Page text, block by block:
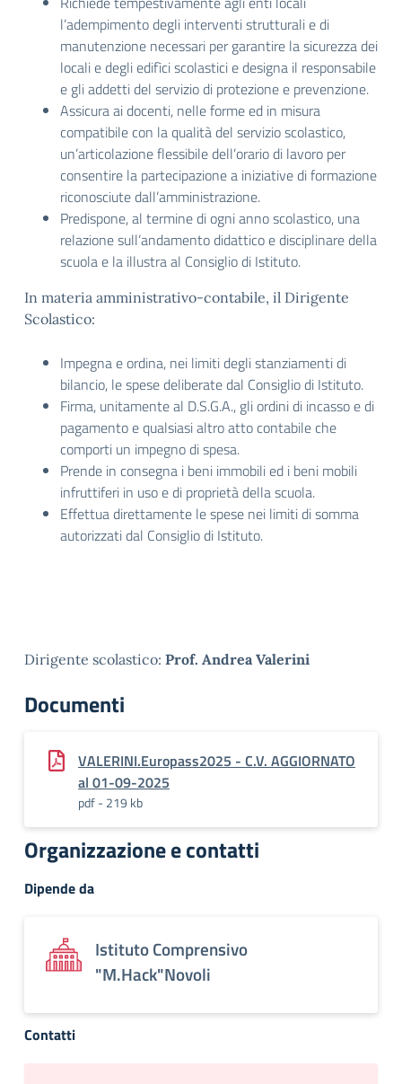
l’adempimento degli interventi strutturali e di
manutenzione necessari per garantire la sicurezza dei
locali e degli edifìci scolastici e designa il responsabile
e gli addetti del servizio di protezione e prevenzione.
Assicura ai docenti, nelle forme ed in misura
compatibile con la qualità del servizio scolastico,
un’articolazione flessibile dell’orario di lavoro per
consentire la partecipazione a iniziative di formazione
riconosciute dall’amministrazione.
Predispone, al termine di ogni anno scolastico, una
relazione sull’andamento didattico e disciplinare della
scuola e la illustra al Consiglio di Istituto.
In materia amministrativo-contabile, il Dirigente
Scolastico:
Impegna e ordina, nei limiti degli stanziamenti di
bilancio, le spese deliberate dal Consiglio di Istituto.
Firma, unitamente al D.S.G.A., gli ordini di incasso e di
pagamento e qualsiasi altro atto contabile che
comporti un impegno di spesa.
Prende in consegna i beni immobili ed i beni mobili
infruttiferi in uso e di proprietà della scuola.
Effettua direttamente le spese nei limiti di somma
autorizzati dal Consiglio di Istituto.
Dirigente scolastico: Prof. Andrea Valerini
Documenti
VALERINI.Europass2025 - C.V. AGGIORNATO
al 01-09-2025
pdf - 219 kb
Organizzazione e contatti
Dipende da
Istituto Comprensivo
"M.Hack"Novoli
Contatti